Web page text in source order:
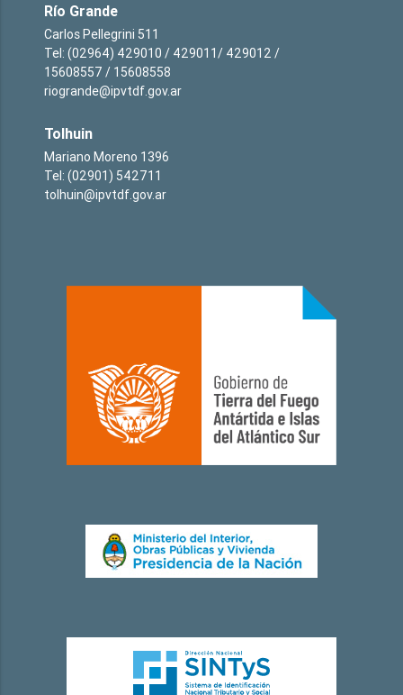
Río Grande
Carlos Pellegrini 511
Tel: (02964) 429010 / 429011/ 429012 /
15608557 / 15608558
riogrande@ipvtdf.gov.ar
Tolhuin
Mariano Moreno 1396
Tel: (02901) 542711
tolhuin@ipvtdf.gov.ar